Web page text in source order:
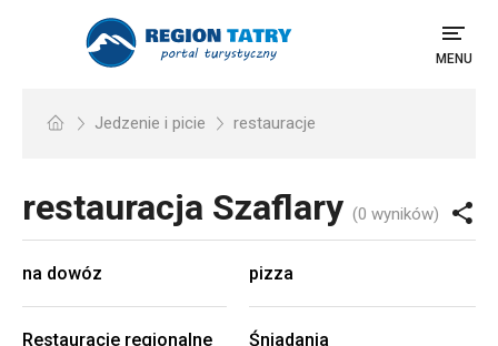
MENU
Jedzenie i picie restauracje
restauracja Szaflary (0 wyników)
na dowóz pizza
Restauracje regionalne Śniadania